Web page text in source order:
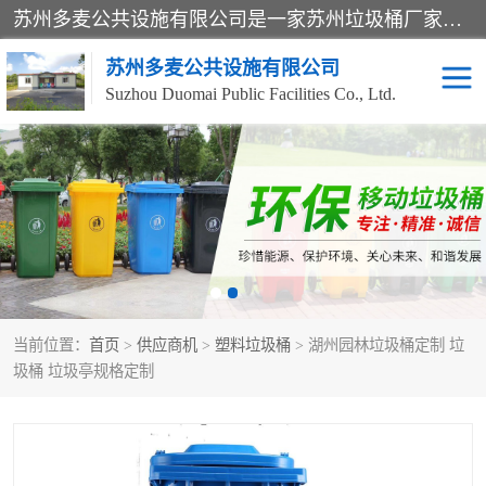
苏州多麦公共设施有限公司是一家苏州垃圾桶厂家，主营：塑料垃圾桶、分类果皮箱、户外园林椅、保安岗亭等产品厂家。全国统一热线电话：17105580222。公司组建完善的团队。设计人员，能根据客户要求，提供适合的设计方案，来满足客户的需求。
苏州多麦公共设施有限公司
Suzhou Duomai Public Facilities Co., Ltd.
当前位置： 首页 > 供应商机 > 塑料垃圾桶 > 湖州园林垃圾桶定制 垃
圾桶 垃圾亭规格定制
办公室脚踩垃圾桶 保安岗亭
分类果皮箱 公园椅
垃圾分类房 塑料垃圾桶
防疫岗亭 吸烟岗亭